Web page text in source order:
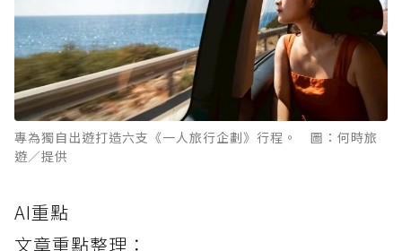
專為獨自出遊打造六支《一人旅行企劃》行程。 圖：何時旅
遊／提供
AI重點
文章重點整理：